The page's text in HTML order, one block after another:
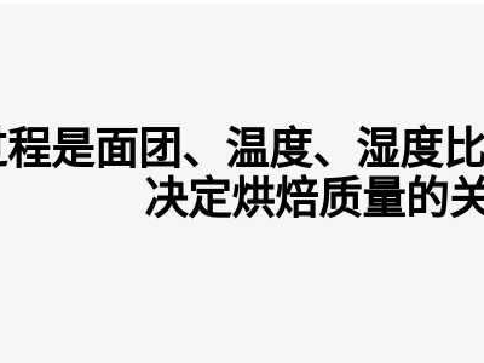
是面团、温度、湿度
决定烘焙质量的